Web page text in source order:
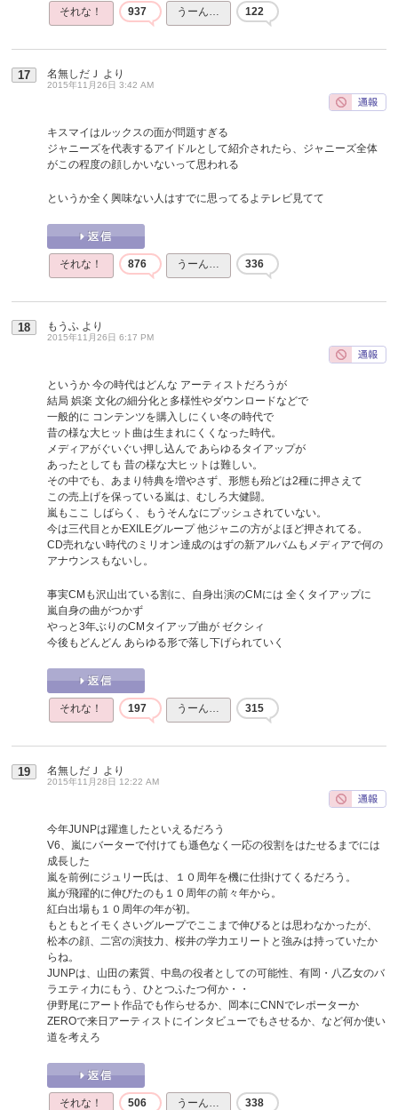
それな！ 937 うーん… 122
17 名無しだＪ より
2015年11月26日 3:42 AM
キスマイはルックスの面が問題すぎる
ジャニーズを代表するアイドルとして紹介されたら、ジャニーズ全体
がこの程度の顔しかいないって思われる
というか全く興味ない人はすでに思ってるよテレビ見てて
それな！ 876 うーん… 336
18 もうふ より
2015年11月26日 6:17 PM
というか 今の時代はどんな アーティストだろうが
結局 娯楽 文化の細分化と多様性やダウンロードなどで
一般的に コンテンツを購入しにくい冬の時代で
昔の様な大ヒット曲は生まれにくくなった時代。
メディアがぐいぐい押し込んで あらゆるタイアップが
あったとしても 昔の様な大ヒットは難しい。
その中でも、あまり特典を増やさず、形態も殆どは2種に押さえて
この売上げを保っている嵐は、むしろ大健闘。
嵐もここ しばらく、もうそんなにプッシュされていない。
今は三代目とかEXILEグループ 他ジャニの方がよほど押されてる。
CD売れない時代のミリオン達成のはずの新アルバムもメディアで何の
アナウンスもないし。
事実CMも沢山出ている割に、自身出演のCMには 全くタイアップに
嵐自身の曲がつかず
やっと3年ぶりのCMタイアップ曲が ゼクシィ
今後もどんどん あらゆる形で落し下げられていく
それな！ 197 うーん… 315
19 名無しだＪ より
2015年11月28日 12:22 AM
今年JUNPは躍進したといえるだろう
V6、嵐にバーターで付けても遜色なく一応の役割をはたせるまでには
成長した
嵐を前例にジュリー氏は、１０周年を機に仕掛けてくるだろう。
嵐が飛躍的に伸びたのも１０周年の前々年から。
紅白出場も１０周年の年が初。
もともとイモくさいグループでここまで伸びるとは思わなかったが、
松本の顔、二宮の演技力、桜井の学力エリートと強みは持っていたか
らね。
JUNPは、山田の素質、中島の役者としての可能性、有岡・八乙女のバ
ラエティ力にもう、ひとつふたつ何か・・
伊野尾にアート作品でも作らせるか、岡本にCNNでレポーターか
ZEROで来日アーティストにインタビューでもさせるか、など何か使い
道を考えろ
それな！ 506 うーん… 338